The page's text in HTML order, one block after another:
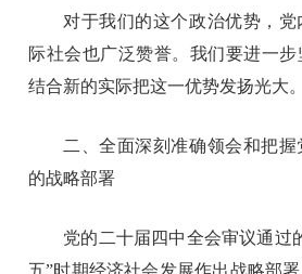
对于我们的这个政治优势，党
际社会也广泛赞誉。我们要进一
结合新的实际把这一优势发扬光大。
二、全面深刻准确领会和把
的战略部署
党的二十届四中全会审议通过
五”时期经济社会发展作出战略部